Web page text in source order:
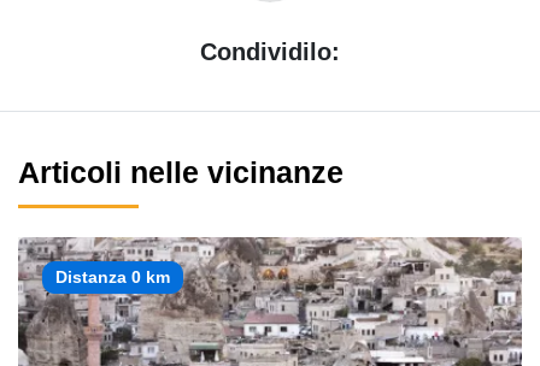
Condividilo:
Articoli nelle vicinanze
Distanza 0 km